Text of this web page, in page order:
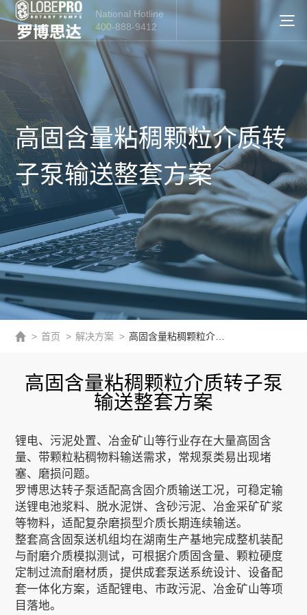
National Hotline
400-888-9412
高固含量粘稠颗粒介质转
子泵输送整套方案
> 首页 > 解决方案 >
高固含量粘稠颗粒介质转子泵
输送整套方案
锂电、污泥处置、冶金矿山等行业存在大量高固含
量、带颗粒粘稠物料输送需求，常规泵类易出现堵
塞、磨损问题。
罗博思达转子泵适配高含固介质输送工况，可稳定输
送锂电池浆料、脱水泥饼、含砂污泥、冶金采矿矿浆
等物料，适配复杂磨损型介质长期连续输送。
整套高含固泵送机组均在湖南生产基地完成整机装配
与耐磨介质模拟测试，可根据介质固含量、颗粒硬度
定制过流耐磨材质，提供成套泵送系统设计、设备配
套一体化方案，适配锂电、市政污泥、冶金矿山等项
目落地。